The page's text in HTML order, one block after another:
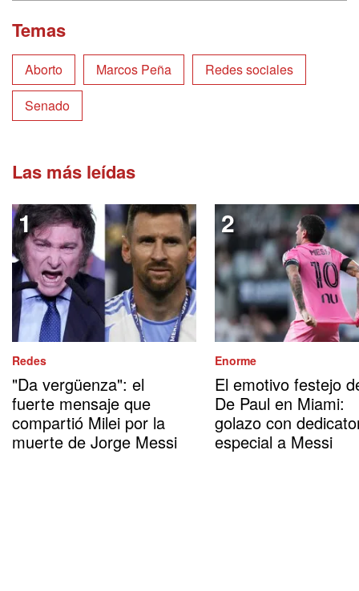
Temas
Aborto Marcos Peña
Redes sociales
Senado
Las más leídas
Redes
"Da vergüenza": el
fuerte mensaje que
compartió Milei por la
muerte de Jorge Messi
Enorme
El emotivo festejo
De Paul en Miami:
golazo con
especial a Messi